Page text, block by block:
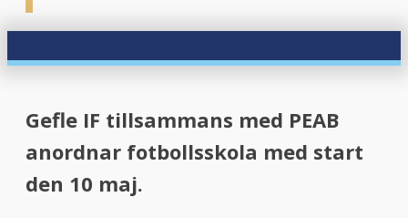
Gefle IF tillsammans med PEAB
anordnar fotbollsskola med start
den 10 maj.